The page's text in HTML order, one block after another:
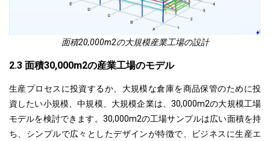
面積20,000m2の大規模産業工場の設計
2.3 面積30,000m2の産業工場のモデル
生産プロセスに投資するか、大規模な倉庫を商品保管のために投
資したい小規模、中規模、大規模企業は、30,000m2の大規模工場
モデルを検討できます。30,000m2の工場サンプルは広い面積を持
ち、シンプルで広々としたデザインが特徴で、ビジネスに生産エ